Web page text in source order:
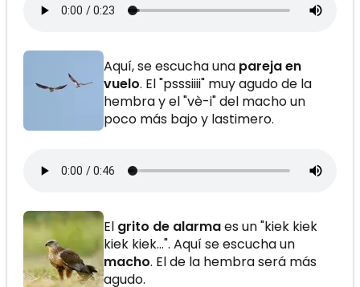
Aquí, se escucha una pareja en
vuelo. El "psssiiii" muy agudo de la
hembra y el "vè-i" del macho un
poco más bajo y lastimero.
El grito de alarmaes un "kiek kiek
kiek kiek...". Aquí se escucha un
macho. El de la hembra será más
agudo.